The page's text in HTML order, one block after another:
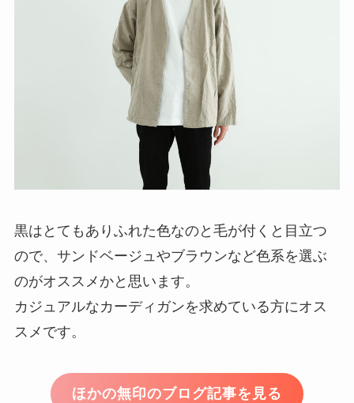
黒はとてもありふれた色なのと毛が付くと目立つ
ので、サンドベージュやブラウンなど色系を選ぶ
のがオススメかと思います。
カジュアルなカーディガンを求めている方にオス
スメです。
ほかの無印のブログ記事を見る